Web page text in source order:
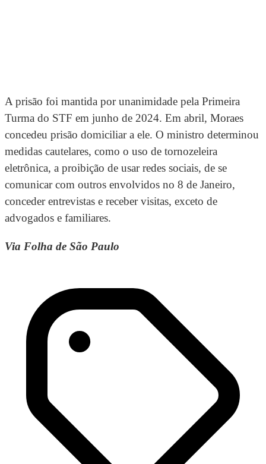
A prisão foi mantida por unanimidade pela Primeira
Turma do STF em junho de 2024. Em abril, Moraes
concedeu prisão domiciliar a ele. O ministro determinou
medidas cautelares, como o uso de tornozeleira
eletrônica, a proibição de usar redes sociais, de se
comunicar com outros envolvidos no 8 de Janeiro,
conceder entrevistas e receber visitas, exceto de
advogados e familiares.
Via Folha de São Paulo